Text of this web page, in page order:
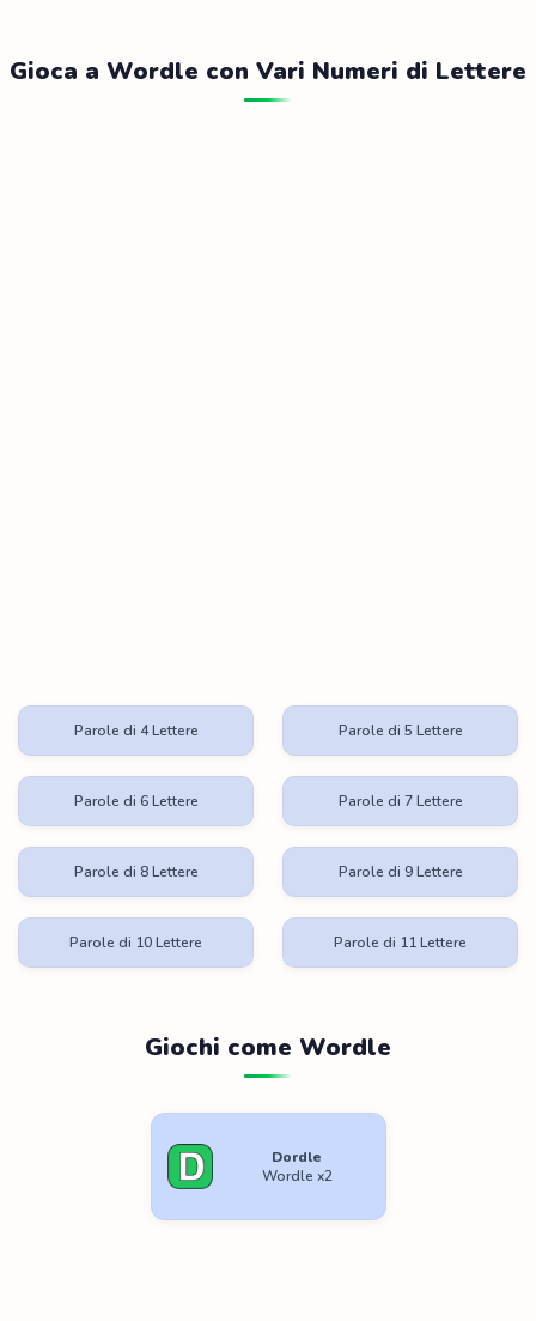
Gioca a Wordle con Vari Numeri di Lettere
Parole di 4 Lettere Parole di 5 Lettere
Parole di 6 Lettere Parole di 7 Lettere
Parole di 8 Lettere Parole di 9 Lettere
Parole di 10 Lettere Parole di 11 Lettere
Giochi come Wordle
Dordle
Wordle x2